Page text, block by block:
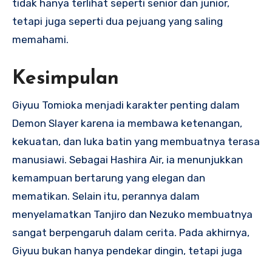
tidak hanya terlihat seperti senior dan junior,
tetapi juga seperti dua pejuang yang saling
memahami.
Kesimpulan
Giyuu Tomioka menjadi karakter penting dalam
Demon Slayer karena ia membawa ketenangan,
kekuatan, dan luka batin yang membuatnya terasa
manusiawi. Sebagai Hashira Air, ia menunjukkan
kemampuan bertarung yang elegan dan
mematikan. Selain itu, perannya dalam
menyelamatkan Tanjiro dan Nezuko membuatnya
sangat berpengaruh dalam cerita. Pada akhirnya,
Giyuu bukan hanya pendekar dingin, tetapi juga